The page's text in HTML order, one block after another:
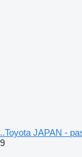
..Toyota JAPAN -
9